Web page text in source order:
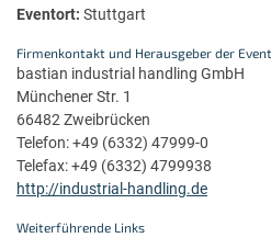
Eventort: Stuttgart
Firmenkontakt und Herausgeber der
bastian industrial handling GmbH
Münchener Str. 1
66482 Zweibrücken
Telefon: +49 (6332) 47999-0
Telefax: +49 (6332) 4799938
http://industrial-handling.de
Weiterführende Links